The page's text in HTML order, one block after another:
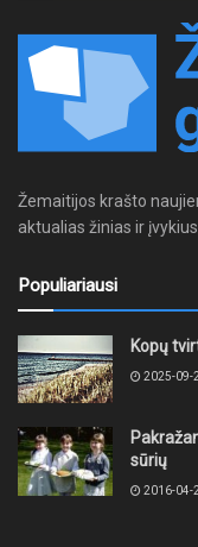
Žemaitijos krašto
aktualias žinias ir
Populiariausi
Kopų
2025-09-
sūrių
2016-04-